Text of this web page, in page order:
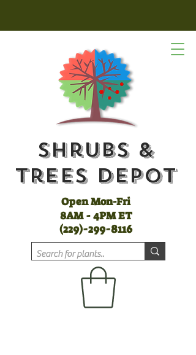
(229)-299-8116
Open Mon-Fri
8AM - 4PM ET
Shrubs &
Trees Depot